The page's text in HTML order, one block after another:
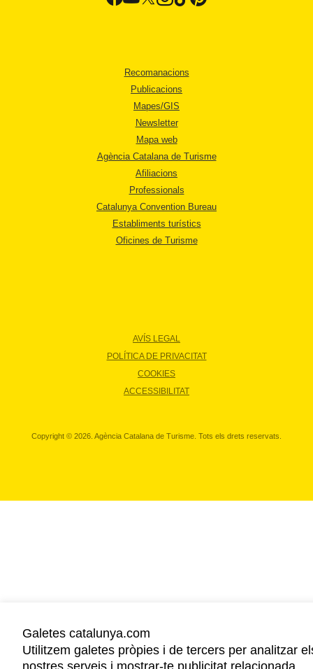
Recomanacions
Publicacions
Mapes/GIS
Newsletter
Mapa web
Agència Catalana de Turisme
Afiliacions
Professionals
Catalunya Convention Bureau
Establiments turístics
Oficines de Turisme
AVÍS LEGAL
POLÍTICA DE PRIVACITAT
COOKIES
ACCESSIBILITAT
Copyright © 2026. Agència Catalana de Turisme. Tots els drets reservats.
Galetes catalunya.com
Utilitzem galetes pròpies i de tercers per analitzar
nostres serveis i mostrar-te publicitat relacionada